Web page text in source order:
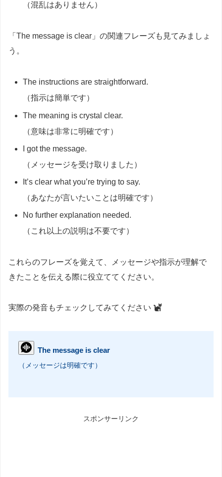
（混乱はありません）
「The message is clear」の関連フレーズも見てみましょ
う。
The instructions are straightforward.
（指示は簡単です）
The meaning is crystal clear.
（意味は非常に明確です）
I got the message.
（メッセージを受け取りました）
It’s clear what you’re trying to say.
（あなたが言いたいことは明確です）
No further explanation needed.
（これ以上の説明は不要です）
これらのフレーズを覚えて、メッセージや指示が理解で
きたことを伝える際に役立ててください。
実際の発音もチェックしてみてください
The message is clear
（メッセージは明確です）
スポンサーリンク